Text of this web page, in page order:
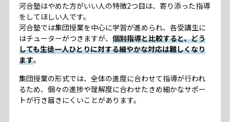
河合塾はやめた方がいい人の特徴2つ目は、寄り添った指導
をしてほしい人です。
河合塾では集団授業を中心に学習が進められ、各受講生に
はチューターがつきますが、 個別指導と比較すると、どう
しても生徒一人ひとりに対する細やかな対応は難しくなり
ます。
集団授業の形式では、全体の進度に合わせて指導が行われ
るため、個々の進捗や理解度に合わせたきめ細かなサポー
トが行き届きにくいことがあります。